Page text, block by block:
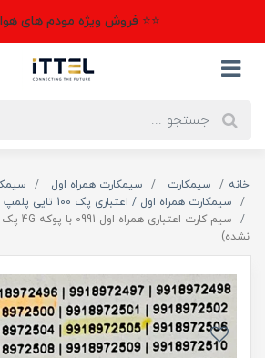
⭐⭐ فروش ویژه مودم های
خانه سیمکارت سیمکارت همراه اول
سیمکارت همراه اول / اعتباری پک 100 تایی پلمپ به همراه پوکه 4G
نشده)